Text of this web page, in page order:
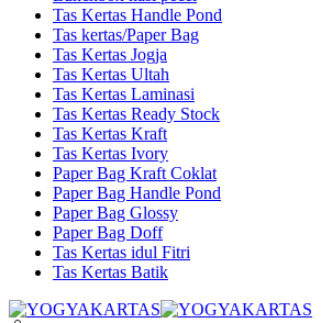
Tas Kertas Handle Pond
Tas kertas/Paper Bag
Tas Kertas Jogja
Tas Kertas Ultah
Tas Kertas Laminasi
Tas Kertas Ready Stock
Tas Kertas Kraft
Tas Kertas Ivory
Paper Bag Kraft Coklat
Paper Bag Handle Pond
Paper Bag Glossy
Paper Bag Doff
Tas Kertas idul Fitri
Tas Kertas Batik